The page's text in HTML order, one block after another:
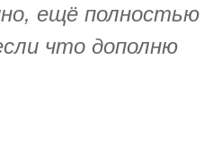
ещё полностью
что дополню